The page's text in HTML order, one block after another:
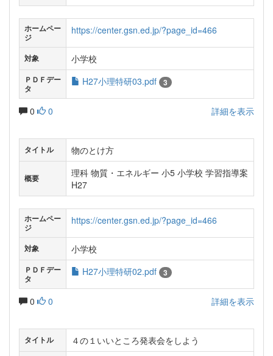
ホームペー
ジ
https://center.gsn.ed.jp/?page_id=466
対象 小学校
ＰＤＦデー
タ
H27小理特研03.pdf 3
0 0 詳細を表示
タイトル 物のとけ方
概要
理科 物質・エネルギー 小5 小学校 学習指導案
H27
ホームペー
ジ
https://center.gsn.ed.jp/?page_id=466
対象 小学校
ＰＤＦデー
タ
H27小理特研02.pdf 3
0 0 詳細を表示
タイトル ４の１いいところ発表会をしよう